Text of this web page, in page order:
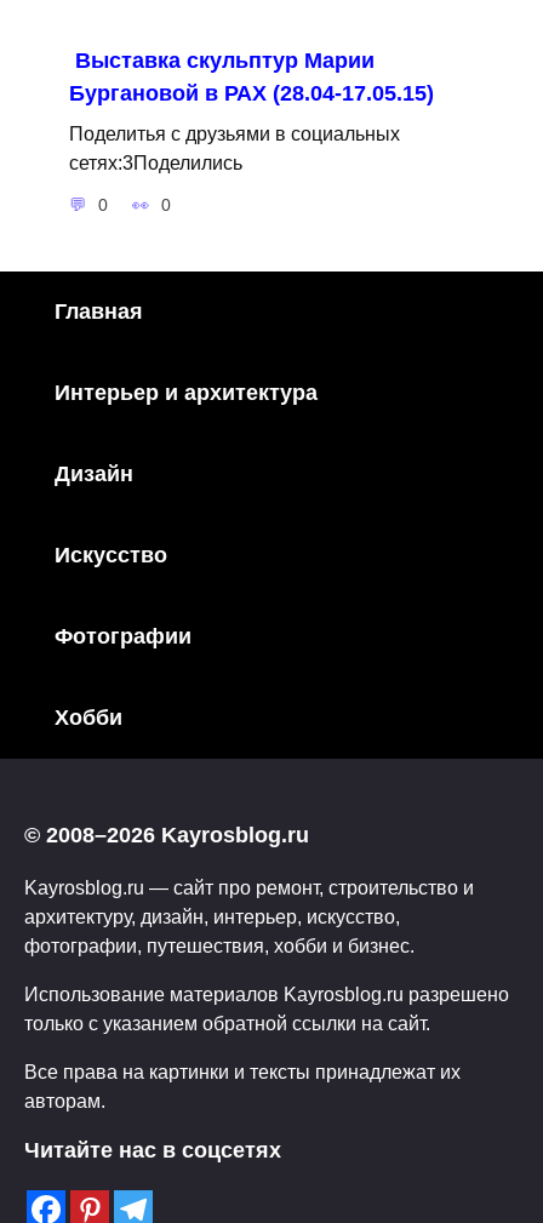
Выставка скульптур Марии
Бургановой в РАХ (28.04-17.05.15)
Поделитья с друзьями в социальных
сетях:3Поделились
0 0
Главная
Интерьер и архитектура
Дизайн
Искусство
Фотографии
Хобби
© 2008–2026 Kayrosblog.ru
Kayrosblog.ru — сайт про ремонт, строительство и
архитектуру, дизайн, интерьер, искусство,
фотографии, путешествия, хобби и бизнес.
Использование материалов Kayrosblog.ru разрешено
только с указанием обратной ссылки на сайт.
Все права на картинки и тексты принадлежат их
авторам.
Читайте нас в соцсетях